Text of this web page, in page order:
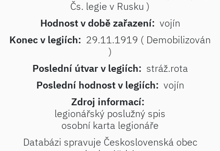
Čs. legie v Rusku )
Hodnost v době zařazení: vojín
Konec v legiích: 29.11.1919 ( Demobilizován
)
Poslední útvar v legiích: stráž.rota
Poslední hodnost v legiích: vojín
Zdroj informací:
legionářský poslužný spis
osobní karta legionáře
Databázi spravuje Československá obec